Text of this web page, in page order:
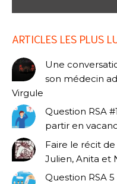
ARTICLES LES PLUS
Une
son médecin
Virgule
Question RSA
partir en
Faire le récit de
Julien, Anita et
Question RSA